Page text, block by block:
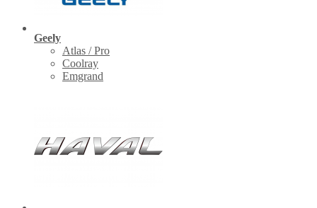
Geely
Atlas / Pro
Coolray
Emgrand